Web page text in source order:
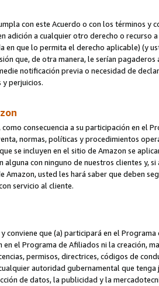
con este Acuerdo o con los términos
adición a cualquier otro derecho o
en que lo permita el derecho aplicable) (y
que, de otra manera, le serían
notificación previa o necesidad de
y perjuicios.
consecuencia a su participación en el
normas, políticas y procedimientos
se incluyen en el sitio de Amazon se
alguna con ninguno de nuestros clientes y,
Amazon, usted les hará saber que deben
servicio al cliente.
conviene que (a) participará en el
en el Programa de Afiliados ni la creación,
permisos, directrices, códigos de
autoridad gubernamental que
de datos, la publicidad y la